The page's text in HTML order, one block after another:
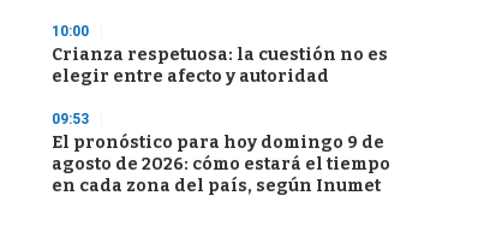
10:00
Crianza respetuosa: la cuestión no es
elegir entre afecto y autoridad
09:53
El pronóstico para hoy domingo 9 de
agosto de 2026: cómo estará el tiempo
en cada zona del país, según Inumet